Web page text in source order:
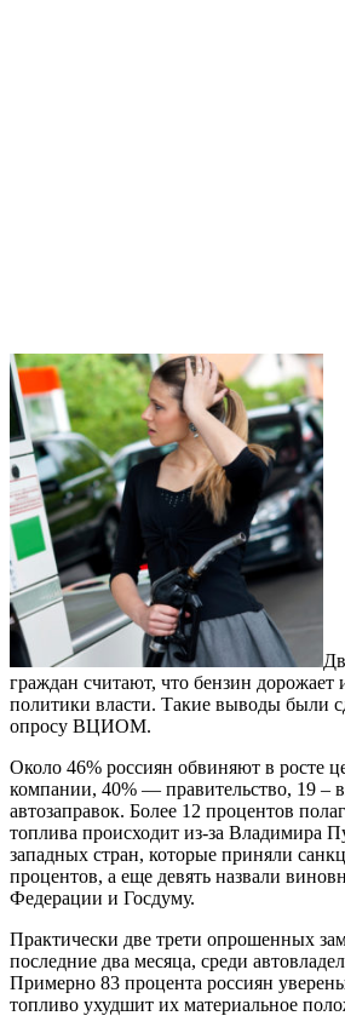
граждан считают, что бензин дорожает
политики власти. Такие выводы были
опросу ВЦИОМ.
Около 46% россиян обвиняют в росте
компании, 40% — правительство, 19 –
автозаправок. Более 12 процентов
топлива происходит из-за Владимира
западных стран, которые приняли
процентов, а еще девять назвали
Федерации и Госдуму.
Практически две трети опрошенных
последние два месяца, среди
Примерно 83 процента россиян
топливо ухудшит их материальное